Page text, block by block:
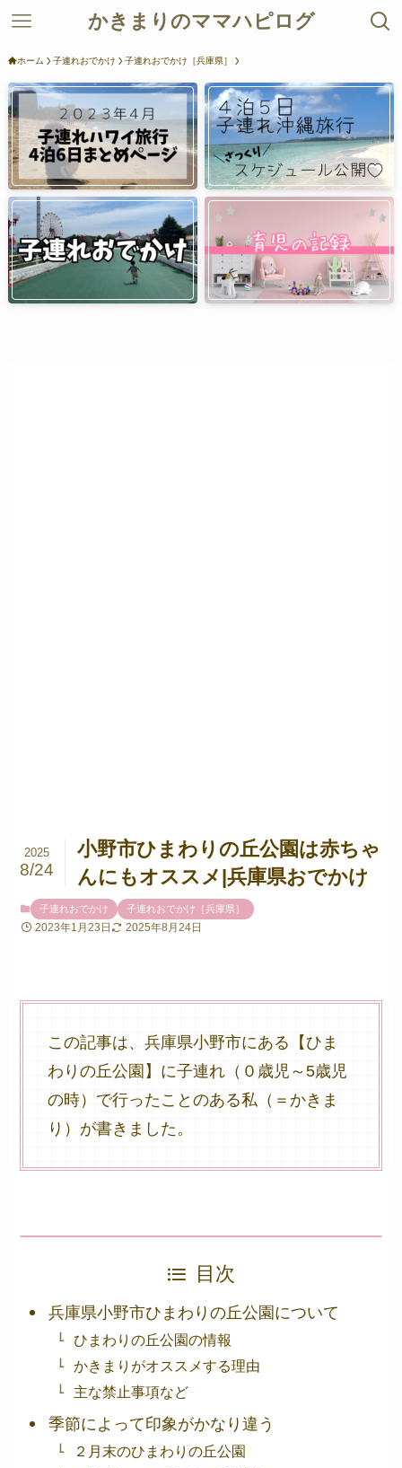
かきまりのママハピログ
ホーム 子連れおでかけ 子連れおでかけ［兵庫県］
小野市ひまわりの丘公園は赤ちゃ
んにもオススメ|兵庫県おでかけ
2025
8/24
子連れおでかけ 子連れおでかけ［兵庫県］
2023年1月23日 2025年8月24日
この記事は、兵庫県小野市にある【ひま
わりの丘公園】に子連れ（０歳児～5歳児
の時）で行ったことのある私（＝かきま
り）が書きました。
目次
兵庫県小野市ひまわりの丘公園について
ひまわりの丘公園の情報
かきまりがオススメする理由
主な禁止事項など
季節によって印象がかなり違う
２月末のひまわりの丘公園